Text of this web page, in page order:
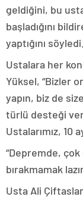
geldiğini, bu
başladığını
yaptığını söyledi.
Ustalara her
Yüksel, “Bizler
yapın, biz de
türlü desteği
Ustalarımız, 10
“Depremde, çok
bırakmamak
Usta Ali